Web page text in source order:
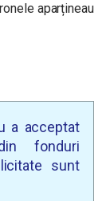
aparțineau
a acceptat
fonduri
sunt